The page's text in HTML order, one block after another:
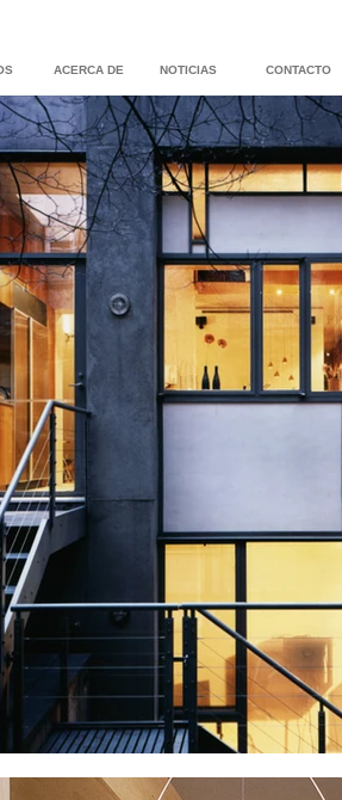
ACERCA DE NOTICIAS CONTACTO